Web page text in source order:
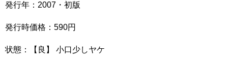
発行年：2007・初版
発行時価格：590円
状態：【良】 小口少しヤケ